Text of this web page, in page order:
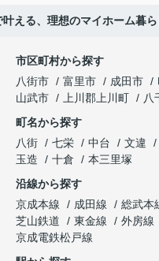
叶える、理想のマイホーム暮
市区町村から探す
八街市
富里市 成田市
山武市
上川郡上川町 八
町名から探す
八街
七栄 中台 文違
玉造
十倉
本三里塚
沿線から探す
京成本線
成田線 総武本
芝山鉄道
東金線 外房線
京成電鉄松戸線